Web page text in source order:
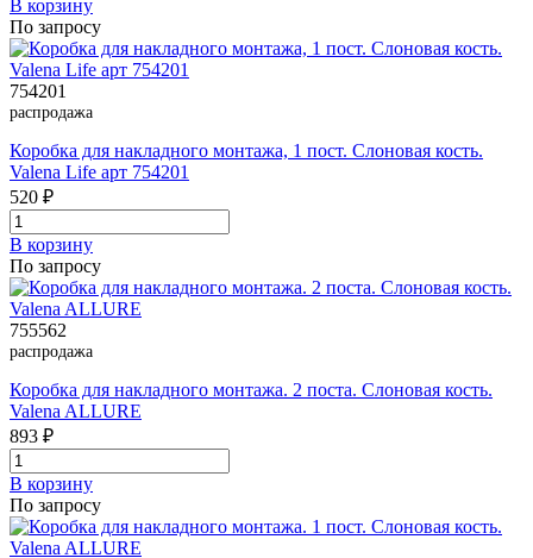
В корзинy
По запросу
754201
распродажа
Коробка для накладного монтажа, 1 пост. Слоновая кость.
Valena Life арт 754201
520 ₽
В корзинy
По запросу
755562
распродажа
Коробка для накладного монтажа. 2 поста. Слоновая кость.
Valena ALLURE
893 ₽
В корзинy
По запросу